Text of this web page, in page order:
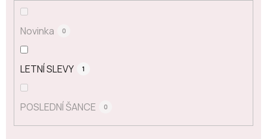
Novinka 0
LETNÍ SLEVY 1
POSLEDNÍ ŠANCE 0